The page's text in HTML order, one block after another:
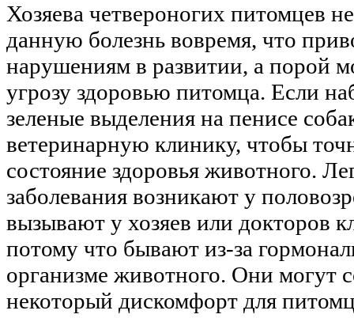
Хозяева четвероногих питомцев
данную болезнь вовремя, что
нарушениям в развитии, а порой
угрозу здоровью питомца. Если
зеленые выделения на пенисе
ветеринарную клинику, чтобы
состояние здоровья животного.
заболевания возникают у
вызывают у хозяев или докторов
потому что бывают из-за
организме животного. Они могут
некоторый дискомфорт для